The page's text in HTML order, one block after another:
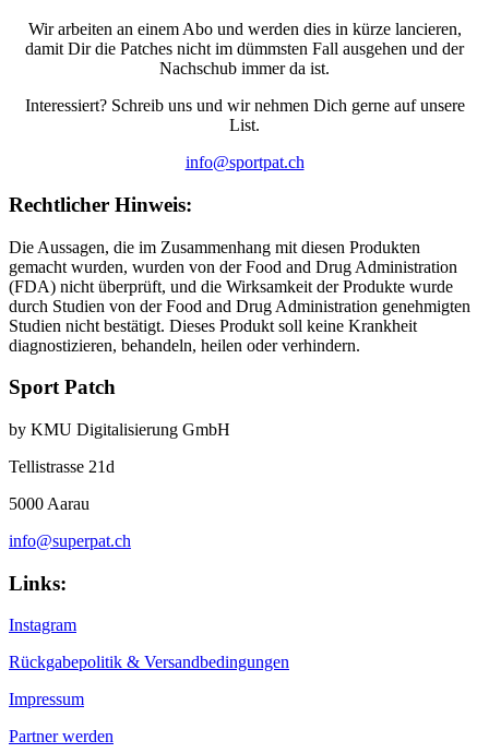
Wir arbeiten an einem Abo und werden dies in kürze lancieren,
damit Dir die Patches nicht im dümmsten Fall ausgehen und der
Nachschub immer da ist.
Interessiert? Schreib uns und wir nehmen Dich gerne auf unsere
List.
info@sportpat.ch
Rechtlicher Hinweis:
Die Aussagen, die im Zusammenhang mit diesen Produkten
gemacht wurden, wurden von der Food and Drug Administration
(FDA) nicht überprüft, und die Wirksamkeit der Produkte wurde
durch Studien von der Food and Drug Administration genehmigten
Studien nicht bestätigt. Dieses Produkt soll keine Krankheit
diagnostizieren, behandeln, heilen oder verhindern.
Sport Patch
by KMU Digitalisierung GmbH
Tellistrasse 21d
5000 Aarau
info@superpat.ch
Links:
Instagram
Rückgabepolitik & Versandbedingungen
Impressum
Partner werden